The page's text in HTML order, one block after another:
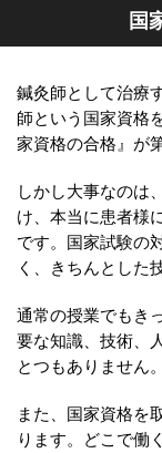
国
鍼灸師として治療
師という国家資格
家資格の合格』が
しかし大事なのは
け、本当に患者様
です。国家試験の
く、きちんとした
通常の授業でもき
要な知識、技術、
とつもありません。
また、国家資格を
ります。どこで働